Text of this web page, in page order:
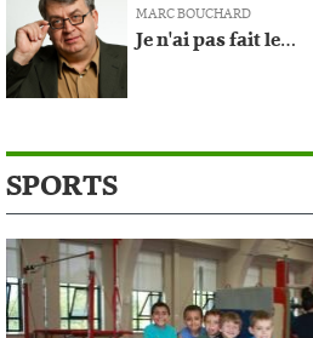
MARC BOUCHARD
Je n'ai pas fait le…
SPORTS